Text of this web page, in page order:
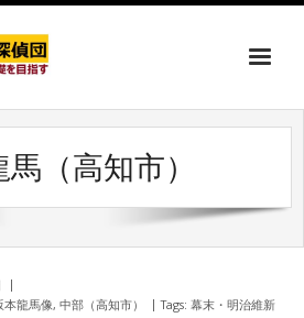
（高知市）
本龍馬像, 中部（高知市） Tags: 幕末・明治維新